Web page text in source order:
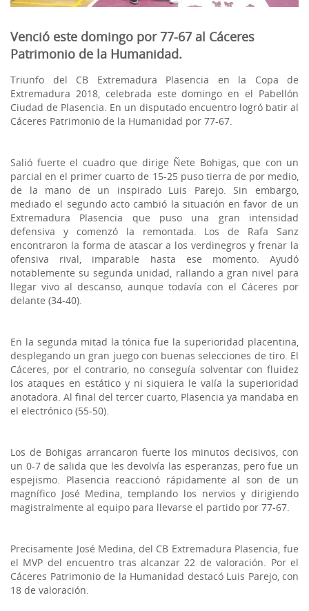
Venció este domingo por 77-67 al Cáceres
Patrimonio de la Humanidad.
Triunfo del CB Extremadura Plasencia en la Copa de
Extremadura 2018, celebrada este domingo en el Pabellón
Ciudad de Plasencia. En un disputado encuentro logró batir al
Cáceres Patrimonio de la Humanidad por 77-67.
Salió fuerte el cuadro que dirige Ñete Bohigas, que con un
parcial en el primer cuarto de 15-25 puso tierra de por medio,
de la mano de un inspirado Luis Parejo. Sin embargo,
mediado el segundo acto cambió la situación en favor de un
Extremadura Plasencia que puso una gran intensidad
defensiva y comenzó la remontada. Los de Rafa Sanz
encontraron la forma de atascar a los verdinegros y frenar la
ofensiva rival, imparable hasta ese momento. Ayudó
notablemente su segunda unidad, rallando a gran nivel para
llegar vivo al descanso, aunque todavía con el Cáceres por
delante (34-40).
En la segunda mitad la tónica fue la superioridad placentina,
desplegando un gran juego con buenas selecciones de tiro. El
Cáceres, por el contrario, no conseguía solventar con fluidez
los ataques en estático y ni siquiera le valía la superioridad
anotadora. Al final del tercer cuarto, Plasencia ya mandaba en
el electrónico (55-50).
Los de Bohigas arrancaron fuerte los minutos decisivos, con
un 0-7 de salida que les devolvía las esperanzas, pero fue un
espejismo. Plasencia reaccionó rápidamente al son de un
magnífico José Medina, templando los nervios y dirigiendo
magistralmente al equipo para llevarse el partido por 77-67.
Precisamente José Medina, del CB Extremadura Plasencia, fue
el MVP del encuentro tras alcanzar 22 de valoración. Por el
Cáceres Patrimonio de la Humanidad destacó Luis Parejo, con
18 de valoración.